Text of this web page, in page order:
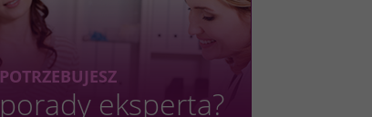
POTRZEBUJESZ
porady eksperta?